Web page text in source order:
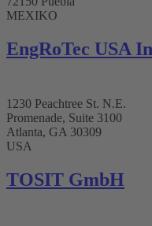
MEXIKO
EngRoTec USA
1230 Peachtree St. N.E.
Promenade, Suite 3100
Atlanta, GA 30309
USA
TOSIT GmbH